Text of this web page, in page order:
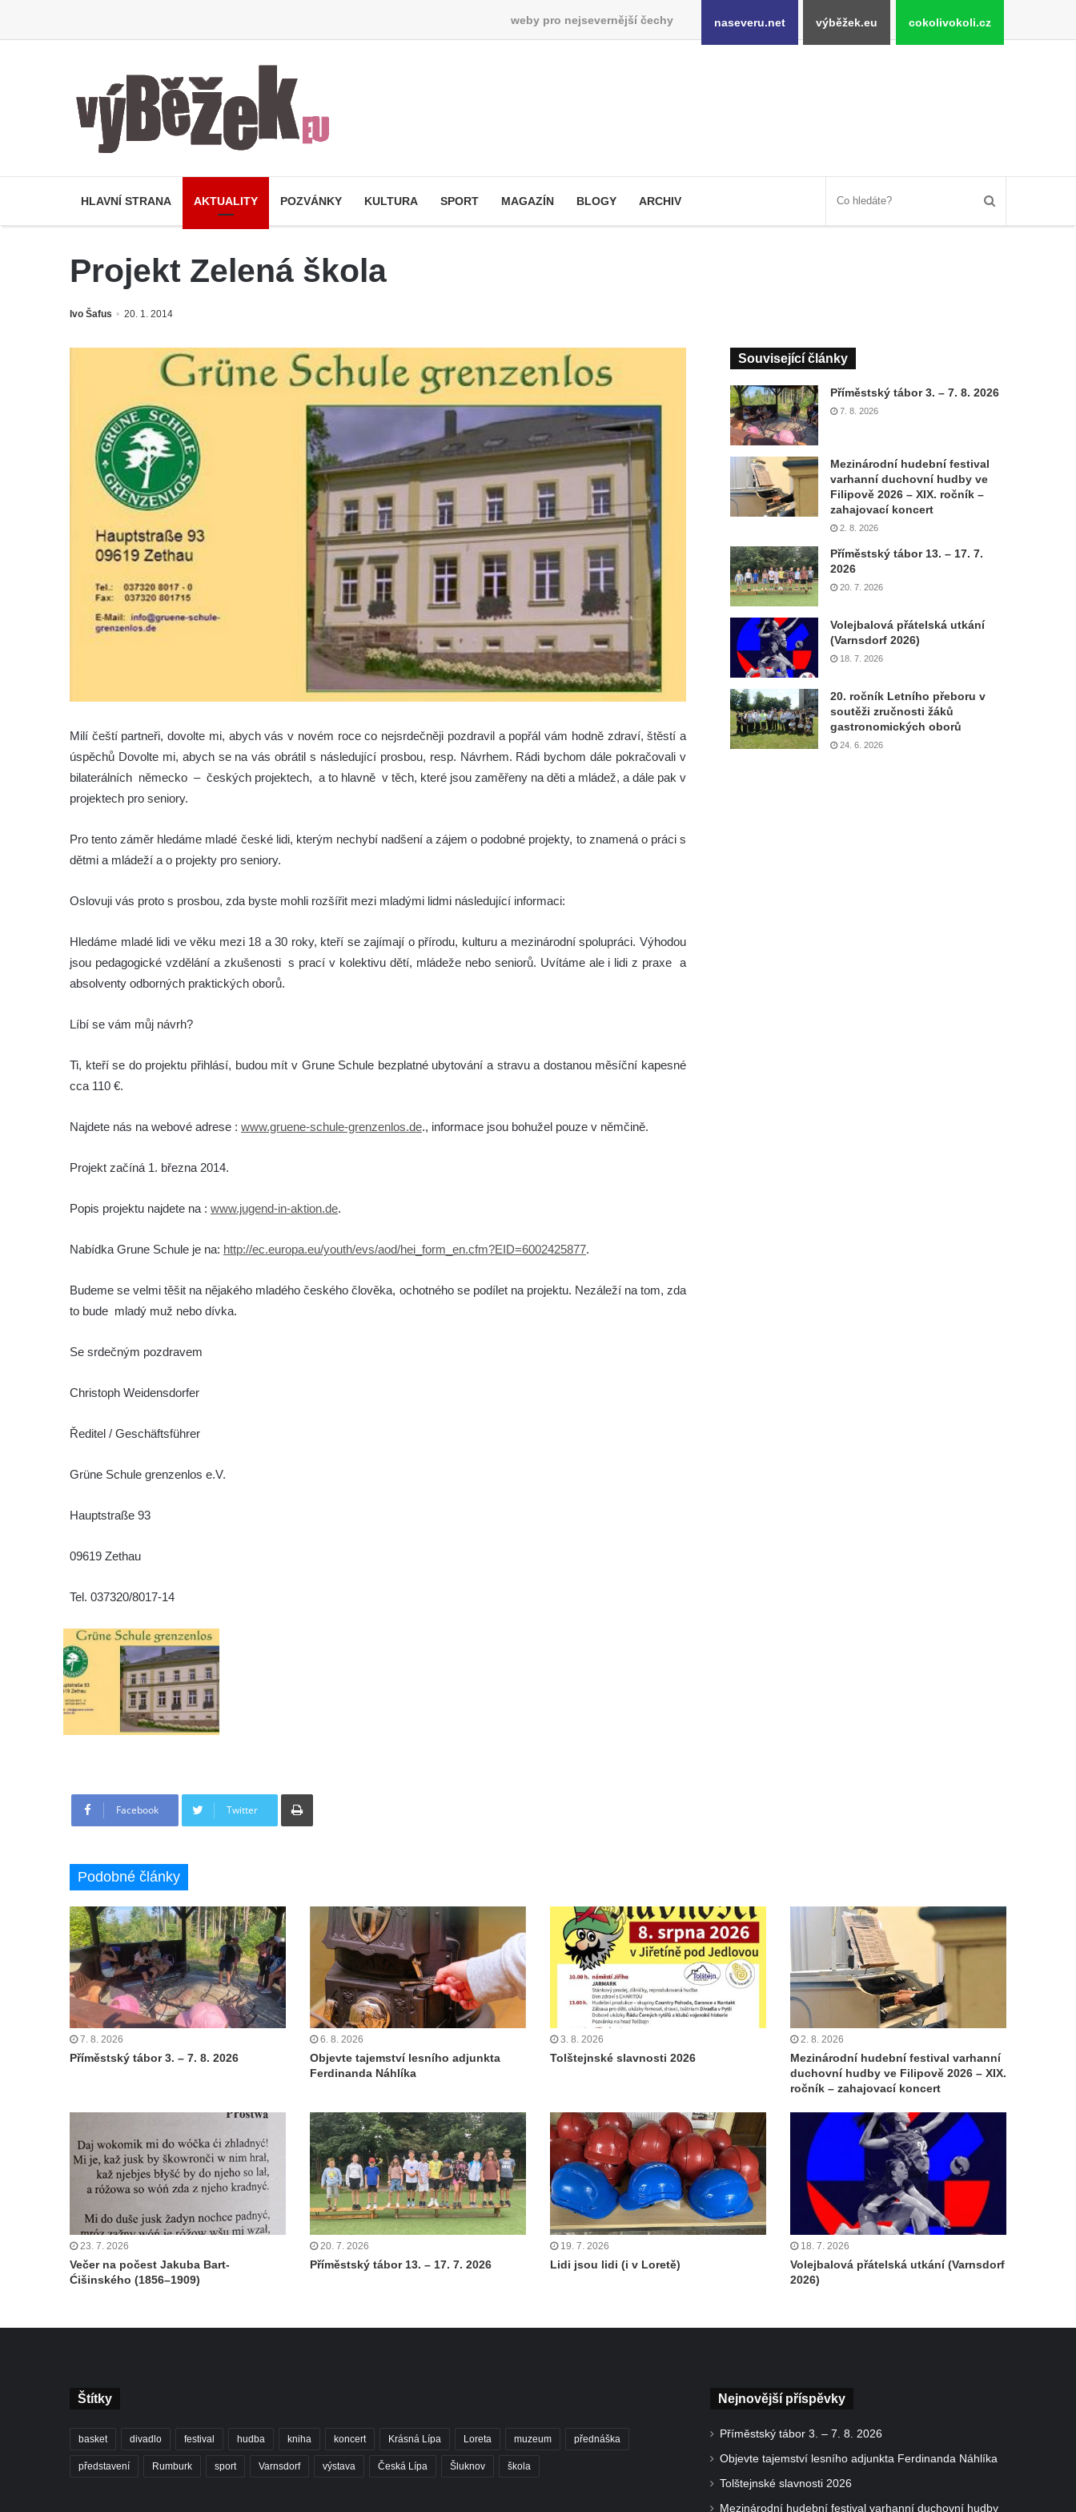
weby pro nejsevernější čechy naseveru.net výběžek.eu cokolivokoli.cz
HLAVNÍ STRANA AKTUALITY POZVÁNKY KULTURA SPORT MAGAZÍN BLOGY ARCHIV
Projekt Zelená škola
Ivo Šafus 20. 1. 2014
Milí čeští partneři, dovolte mi, abych vás v novém roce co nejsrdečněji pozdravil a popřál vám hodně zdraví, štěstí a
úspěchů Dovolte mi, abych se na vás obrátil s následující prosbou, resp. Návrhem. Rádi bychom dále pokračovali v
bilaterálních německo – českých projektech, a to hlavně v těch, které jsou zaměřeny na děti a mládež, a dále pak v
projektech pro seniory.
Pro tento záměr hledáme mladé české lidi, kterým nechybí nadšení a zájem o podobné projekty, to znamená o práci s
dětmi a mládeží a o projekty pro seniory.
Oslovuji vás proto s prosbou, zda byste mohli rozšířit mezi mladými lidmi následující informaci:
Hledáme mladé lidi ve věku mezi 18 a 30 roky, kteří se zajímají o přírodu, kulturu a mezinárodní spolupráci. Výhodou
jsou pedagogické vzdělání a zkušenosti s prací v kolektivu dětí, mládeže nebo seniorů. Uvítáme ale i lidi z praxe a
absolventy odborných praktických oborů.
Líbí se vám můj návrh?
Ti, kteří se do projektu přihlásí, budou mít v Grune Schule bezplatné ubytování a stravu a dostanou měsíční kapesné
cca 110 €.
Najdete nás na webové adrese : www.gruene-schule-grenzenlos.de., informace jsou bohužel pouze v němčině.
Projekt začíná 1. března 2014.
Popis projektu najdete na : www.jugend-in-aktion.de.
Nabídka Grune Schule je na: http://ec.europa.eu/youth/evs/aod/hei_form_en.cfm?EID=6002425877.
Budeme se velmi těšit na nějakého mladého českého člověka, ochotného se podílet na projektu. Nezáleží na tom, zda
to bude mladý muž nebo dívka.
Se srdečným pozdravem
Christoph Weidensdorfer
Ředitel / Geschäftsführer
Grüne Schule grenzenlos e.V.
Hauptstraße 93
09619 Zethau
Tel. 037320/8017-14
Facebook Twitter
Tisknout
Související články
Příměstský tábor 3. – 7. 8. 2026
7. 8. 2026
Mezinárodní hudební festival
varhanní duchovní hudby ve
Filipově 2026 – XIX. ročník –
zahajovací koncert
2. 8. 2026
Příměstský tábor 13. – 17. 7.
2026
20. 7. 2026
Volejbalová přátelská utkání
(Varnsdorf 2026)
18. 7. 2026
20. ročník Letního přeboru v
soutěži zručnosti žáků
gastronomických oborů
24. 6. 2026
Podobné články
7. 8. 2026
Příměstský tábor 3. – 7. 8. 2026
6. 8. 2026
Objevte tajemství lesního adjunkta
Ferdinanda Náhlíka
3. 8. 2026
Tolštejnské slavnosti 2026
2. 8. 2026
Mezinárodní hudební festival varhanní
duchovní hudby ve Filipově 2026 – XIX.
ročník – zahajovací koncert
23. 7. 2026
Večer na počest Jakuba Bart-
Ćišinského (1856–1909)
20. 7. 2026
Příměstský tábor 13. – 17. 7. 2026
19. 7. 2026
Lidi jsou lidi (i v Loretě)
18. 7. 2026
Volejbalová přátelská utkání (Varnsdorf
2026)
Štítky
basket divadlo festival hudba kniha koncert Krásná Lípa Loreta muzeum přednáška
představení Rumburk sport Varnsdorf výstava Česká Lípa Šluknov škola
Nejnovější příspěvky
Příměstský tábor 3. – 7. 8. 2026
Objevte tajemství lesního adjunkta Ferdinanda Náhlíka
Tolštejnské slavnosti 2026
Mezinárodní hudební festival varhanní duchovní hudby